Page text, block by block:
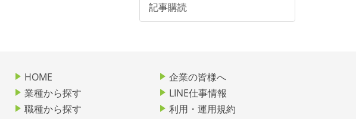
記事購読
HOME
業種から探す
職種から探す
企業の皆様へ
LINE仕事情報
利用・運用規約